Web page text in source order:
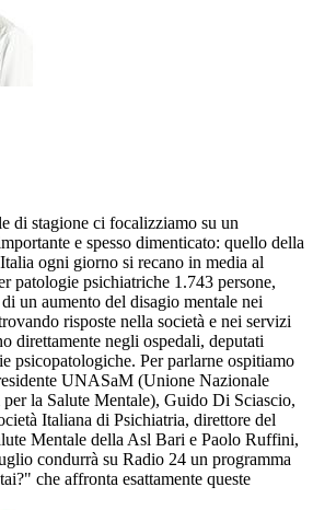
di stagione ci focalizziamo su un
e spesso dimenticato: quello della
ogni giorno si recano in media al
patologie psichiatriche 1.743 persone,
un aumento del disagio mentale nei
risposte nella società e nei servizi
direttamente negli ospedali, deputati
psicopatologiche. Per parlarne ospitiamo
UNASaM (Unione Nazionale
la Salute Mentale), Guido Di Sciascio,
Italiana di Psichiatria, direttore del
Mentale della Asl Bari e Paolo Ruffini,
condurrà su Radio 24 un programma
che affronta esattamente queste